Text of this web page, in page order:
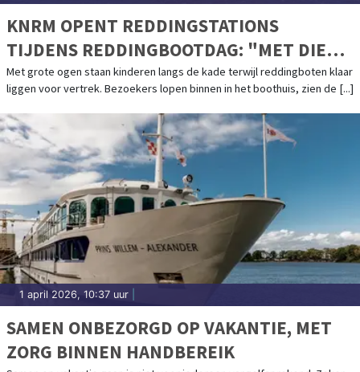
KNRM OPENT REDDINGSTATIONS
TIJDENS REDDINGBOOTDAG: "MET DIE
BOOT OVER DE GOLVEN, DAT VERGEET JE
NOOIT MEER"
Met grote ogen staan kinderen langs de kade terwijl reddingboten klaar
liggen voor vertrek. Bezoekers lopen binnen in het boothuis, zien de [...]
1 april 2026, 10:37 uur
SAMEN ONBEZORGD OP VAKANTIE, MET
ZORG BINNEN HANDBEREIK